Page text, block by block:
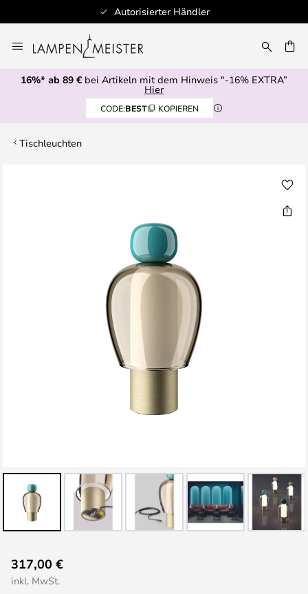
Autorisierter Händler
Inhalt
springen
16%* ab 89 € bei Artikeln mit dem Hinweis "-16% EXTRA”
Hier
CODE:BEST KOPIEREN
Tischleuchten
Anfang
der
317,00 €
inkl. MwSt.